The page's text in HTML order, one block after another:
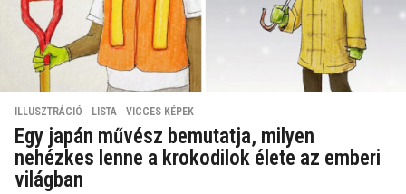
ILLUSZTRÁCIÓ ,LISTA ,VICCES KÉPEK
Egy japán művész bemutatja, milyen
nehézkes lenne a krokodilok élete az emberi
világban